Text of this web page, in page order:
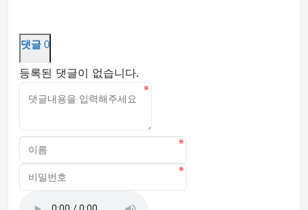
댓글 0
등록된 댓글이 없습니다.